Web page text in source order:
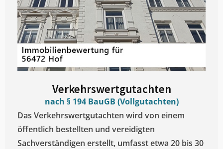
Verkehrswertgutachten
nach § 194 BauGB (Vollgutachten)
Das Verkehrswertgutachten wird von einem
öffentlich bestellten und vereidigten
Sachverständigen erstellt, umfasst etwa 20 bis 30